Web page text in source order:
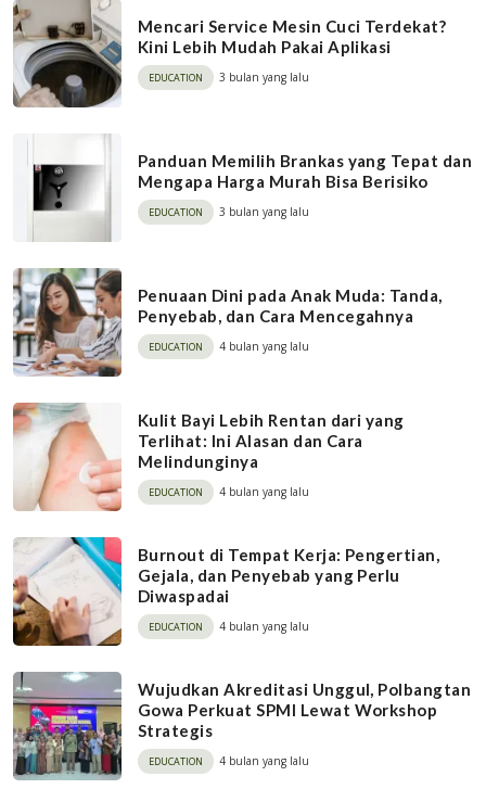
Mencari Service Mesin Cuci Terdekat?
Kini Lebih Mudah Pakai Aplikasi
EDUCATION 3 bulan yang lalu
Panduan Memilih Brankas yang Tepat dan
Mengapa Harga Murah Bisa Berisiko
EDUCATION 3 bulan yang lalu
Penuaan Dini pada Anak Muda: Tanda,
Penyebab, dan Cara Mencegahnya
EDUCATION 4 bulan yang lalu
Kulit Bayi Lebih Rentan dari yang
Terlihat: Ini Alasan dan Cara
Melindunginya
EDUCATION 4 bulan yang lalu
Burnout di Tempat Kerja: Pengertian,
Gejala, dan Penyebab yang Perlu
Diwaspadai
EDUCATION 4 bulan yang lalu
Wujudkan Akreditasi Unggul, Polbangtan
Gowa Perkuat SPMI Lewat Workshop
Strategis
EDUCATION 4 bulan yang lalu